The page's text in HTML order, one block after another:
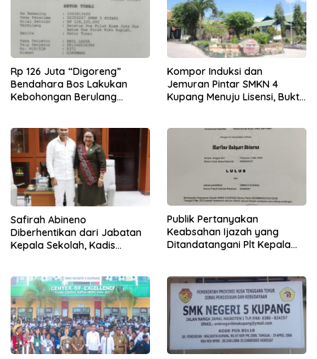
Rp 126 Juta “Digoreng”
Bendahara Bos Lakukan
Kebohongan Berulang
Kompor Induksi dan
Jemuran Pintar SMKN 4
Kupang Menuju Lisensi, Bukti
Safirah Abineno
Diberhentikan dari Jabatan
Kepala Sekolah, Kadis
Publik Pertanyakan
Keabsahan Ijazah yang
Ditandatangani Plt Kepala